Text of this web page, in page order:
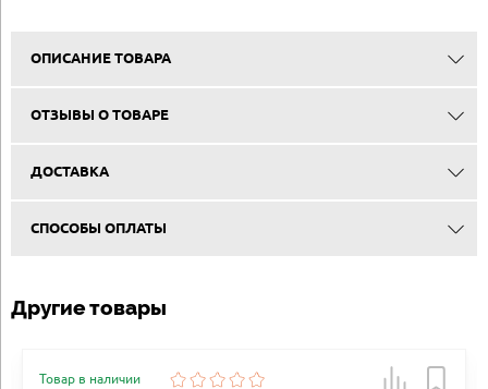
ОПИСАНИЕ ТОВАРА
ОТЗЫВЫ О ТОВАРЕ
ДОСТАВКА
СПОСОБЫ ОПЛАТЫ
Другие товары
Товар в наличии